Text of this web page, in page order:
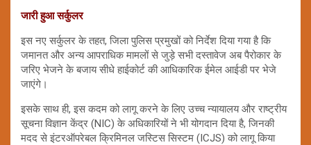
जारी हुआ सर्कुलर
इस नए सर्कुलर के तहत, जिला पुलिस प्रमुखों को निर्देश दिया गया है कि
जमानत और अन्य आपराधिक मामलों से जुड़े सभी दस्तावेज अब पैरोकार के
जरिए भेजने के बजाय सीधे हाईकोर्ट की आधिकारिक ईमेल आईडी पर भेजे
जाएंगे।
इसके साथ ही, इस कदम को लागू करने के लिए उच्च न्यायालय और राष्ट्रीय
सूचना विज्ञान केंद्र (NIC) के अधिकारियों ने भी योगदान दिया है, जिनकी
मदद से इंटरऑपरेबल क्रिमिनल जस्टिस सिस्टम (ICJS) को लागू किया